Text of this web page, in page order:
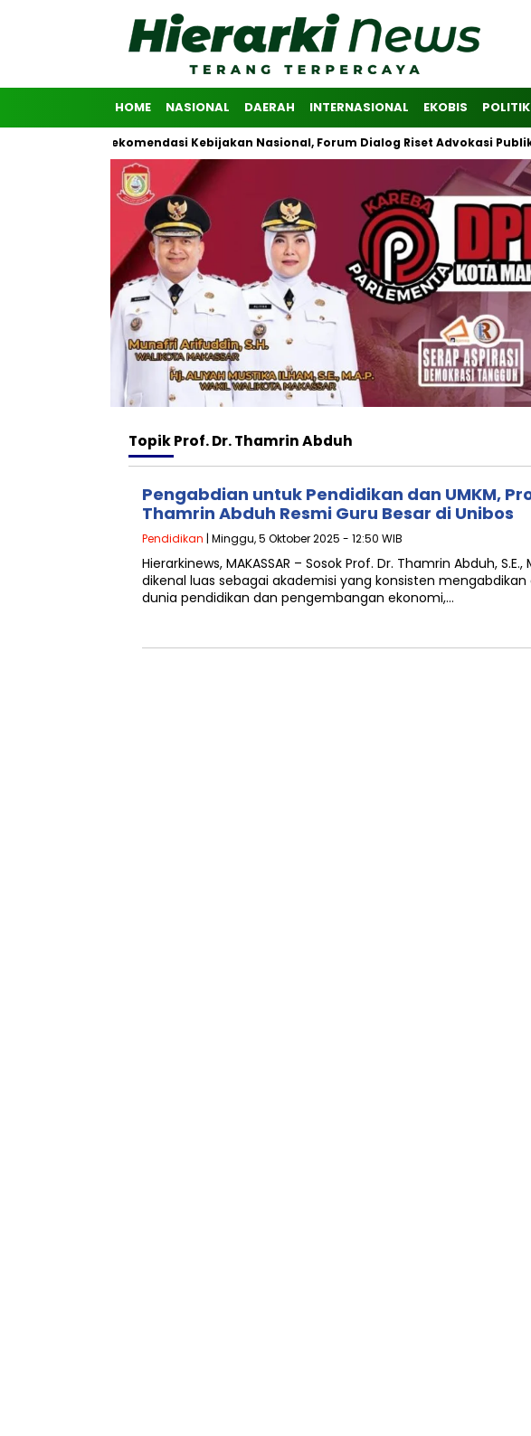
HOME NASIONAL DAERAH INTERNASIONAL EKOBIS POLITIK
Rekomendasi Kebijakan Nasional, Forum Dialog Riset Advokasi Publik
TopikProf. Dr. Thamrin Abduh
Pengabdian untuk Pendidikan dan UMKM,
Thamrin Abduh Resmi Guru Besar di Unibos
Pendidikan | Minggu, 5 Oktober 2025 - 12:50 WIB
Hierarkinews, MAKASSAR – Sosok Prof. Dr. Thamrin Abduh, S.E.,
dikenal luas sebagai akademisi yang konsisten mengabdikan
dunia pendidikan dan pengembangan ekonomi,…